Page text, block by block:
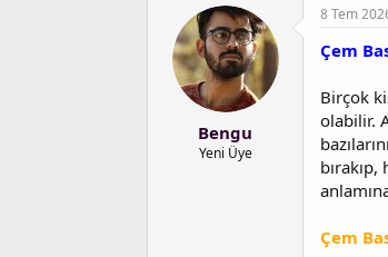
ş
l
a
n
g
ı
ç
t
Bengu
Yeni Üye
8 Tem
Çem
Birçok
olabilir.
Çem